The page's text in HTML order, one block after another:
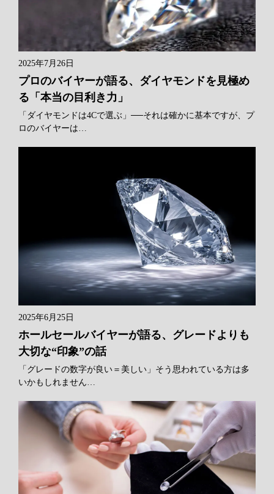
2025年7月26日
プロのバイヤーが語る、ダイヤモンドを見極め
る「本当の目利き力」
「ダイヤモンドは4Cで選ぶ」──それは確かに基本ですが、プ
ロのバイヤーは…
2025年6月25日
ホールセールバイヤーが語る、グレードよりも
大切な“印象”の話
「グレードの数字が良い＝美しい」そう思われている方は多
いかもしれません…